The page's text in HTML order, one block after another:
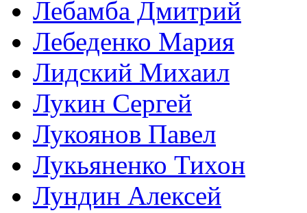
Лебамба Дмитрий
Лебеденко Мария
Лидский Михаил
Лукин Сергей
Лукоянов Павел
Лукьяненко Тихон
Лундин Алексей